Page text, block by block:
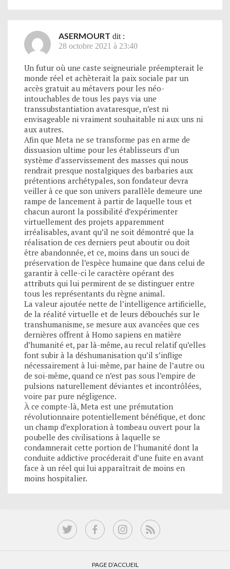
ASERMOURT dit :
28 octobre 2021 à 23:40
Un futur où une caste seigneuriale préempterait le
monde réel et achèterait la paix sociale par un
accès gratuit au métavers pour les néo-
intouchables de tous les pays via une
transsubstantiation avataresque, n’est ni
envisageable ni vraiment souhaitable ni aux uns ni
aux autres.
Afin que Meta ne se transforme pas en arme de
dissuasion ultime pour les établisseurs d’un
système d’asservissement des masses qui nous
rendrait presque nostalgiques des barbaries aux
prétentions archétypales, son fondateur devra
veiller à ce que son univers parallèle demeure une
rampe de lancement à partir de laquelle tous et
chacun auront la possibilité d’expérimenter
virtuellement des projets apparemment
irréalisables, avant qu’il ne soit démontré que la
réalisation de ces derniers peut aboutir ou doit
être abandonnée, et ce, moins dans un souci de
préservation de l’espèce humaine que dans celui de
garantir à celle-ci le caractère opérant des
attributs qui lui permirent de se distinguer entre
tous les représentants du règne animal.
La valeur ajoutée nette de l’intelligence artificielle,
de la réalité virtuelle et de leurs débouchés sur le
transhumanisme, se mesure aux avancées que ces
dernières offrent à Homo sapiens en matière
d’humanité et, par là-même, au recul relatif qu’elles
font subir à la déshumanisation qu’il s’inflige
nécessairement à lui-même, par haine de l’autre ou
de soi-même, quand ce n’est pas sous l’empire de
pulsions naturellement déviantes et incontrôlées,
voire par pure négligence.
À ce compte-là, Meta est une prémutation
révolutionnaire potentiellement bénéfique, et donc
un champ d’exploration à tombeau ouvert pour la
poubelle des civilisations à laquelle se
condamnerait cette portion de l’humanité dont la
conduite addictive procéderait d’une fuite en avant
face à un réel qui lui apparaîtrait de moins en
moins hospitalier.
PAGE D’ACCUEIL